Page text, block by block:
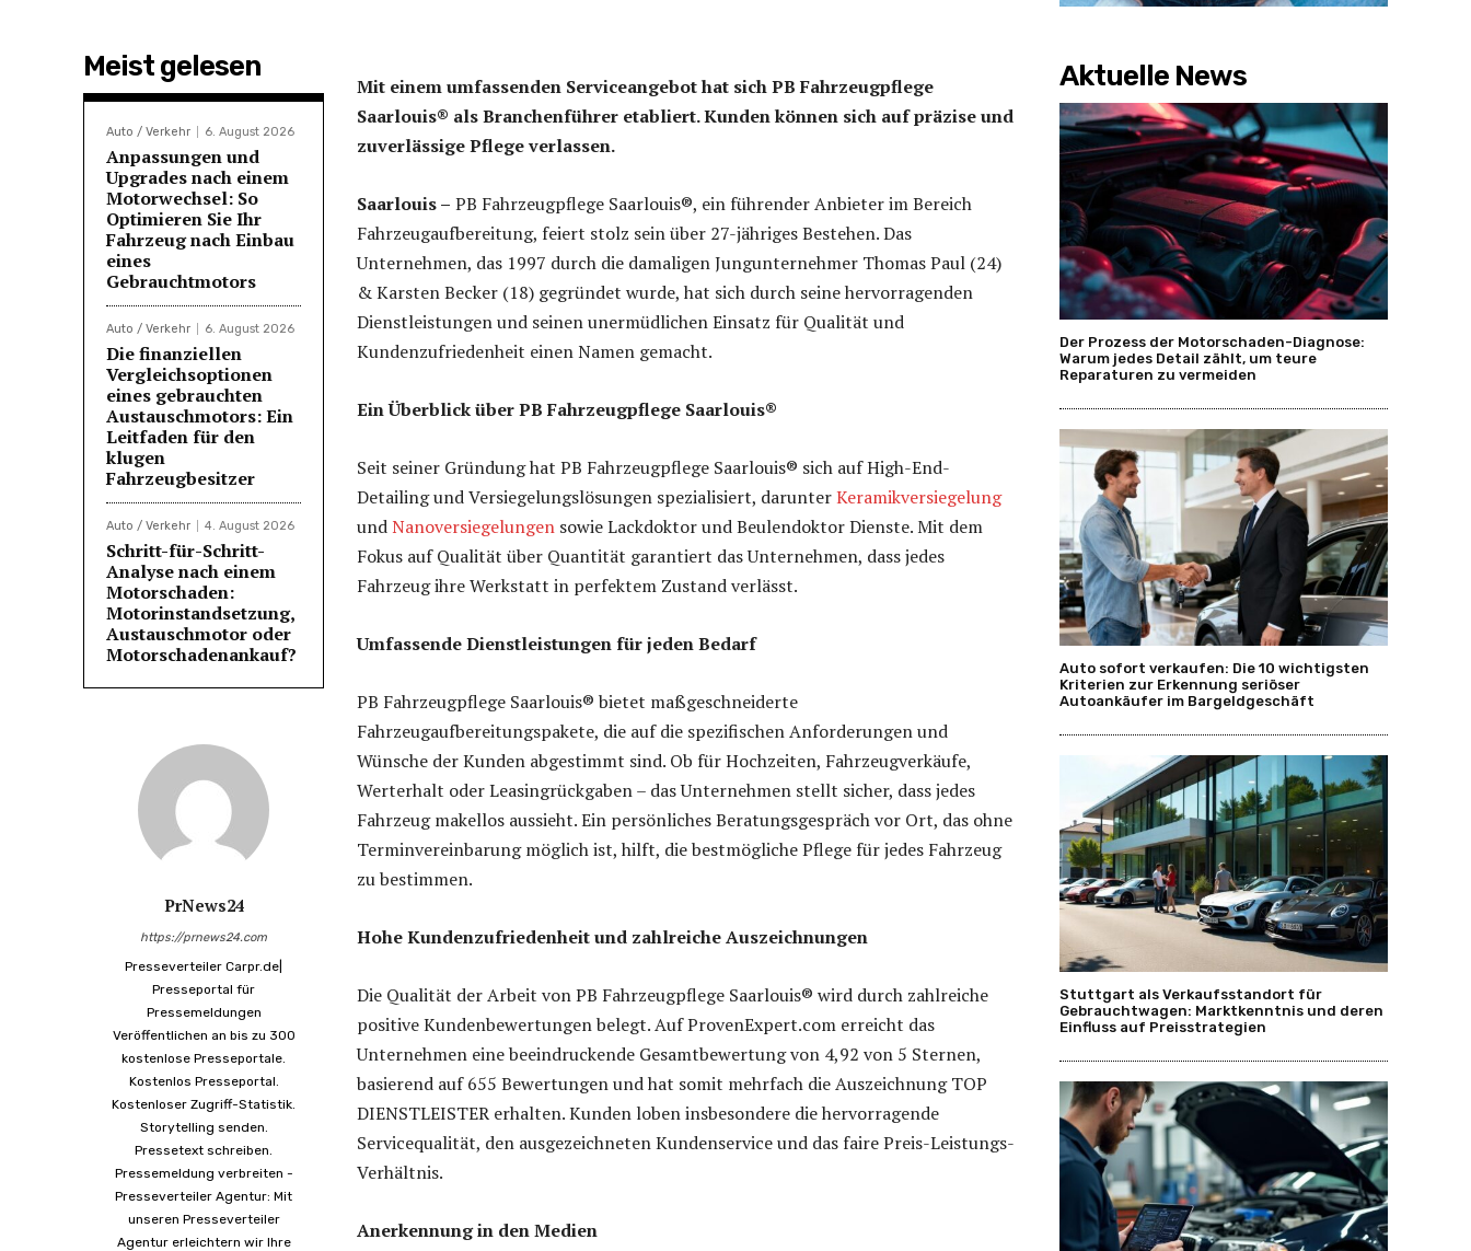
Meist gelesen
Auto / Verkehr 6. August 2026
Anpassungen und
Upgrades nach einem
Motorwechsel: So
Optimieren Sie Ihr
Fahrzeug nach Einbau
eines
Gebrauchtmotors
Auto / Verkehr 6. August 2026
Die finanziellen
Vergleichsoptionen
eines gebrauchten
Austauschmotors: Ein
Leitfaden für den
klugen
Fahrzeugbesitzer
Auto / Verkehr 4. August 2026
Schritt-für-Schritt-
Analyse nach einem
Motorschaden:
Motorinstandsetzung,
Austauschmotor oder
Motorschadenankauf?
PrNews24
https://prnews24.com
Presseverteiler Carpr.de|
Presseportal für
Pressemeldungen
Veröffentlichen an bis zu 300
kostenlose Presseportale.
Kostenlos Presseportal.
Kostenloser Zugriff-Statistik.
Storytelling senden.
Pressetext schreiben.
Pressemeldung verbreiten -
Presseverteiler Agentur: Mit
unseren Presseverteiler
Agentur erleichtern wir Ihre
Mit einem umfassenden Serviceangebot hat sich PB Fahrzeugpflege
Saarlouis® als Branchenführer etabliert. Kunden können sich auf präzise und
zuverlässige Pflege verlassen.
Saarlouis – PB Fahrzeugpflege Saarlouis®, ein führender Anbieter im Bereich
Fahrzeugaufbereitung, feiert stolz sein über 27-jähriges Bestehen. Das
Unternehmen, das 1997 durch die damaligen Jungunternehmer Thomas Paul (24)
& Karsten Becker (18) gegründet wurde, hat sich durch seine hervorragenden
Dienstleistungen und seinen unermüdlichen Einsatz für Qualität und
Kundenzufriedenheit einen Namen gemacht.
Ein Überblick über PB Fahrzeugpflege Saarlouis®
Seit seiner Gründung hat PB Fahrzeugpflege Saarlouis® sich auf High-End-
Detailing und Versiegelungslösungen spezialisiert, darunterKeramikversiegelung
undNanoversiegelungen sowie Lackdoktor und Beulendoktor Dienste. Mit dem
Fokus auf Qualität über Quantität garantiert das Unternehmen, dass jedes
Fahrzeug ihre Werkstatt in perfektem Zustand verlässt.
Umfassende Dienstleistungen für jeden Bedarf
PB Fahrzeugpflege Saarlouis® bietet maßgeschneiderte
Fahrzeugaufbereitungspakete, die auf die spezifischen Anforderungen und
Wünsche der Kunden abgestimmt sind. Ob für Hochzeiten, Fahrzeugverkäufe,
Werterhalt oder Leasingrückgaben – das Unternehmen stellt sicher, dass jedes
Fahrzeug makellos aussieht. Ein persönliches Beratungsgespräch vor Ort, das ohne
Terminvereinbarung möglich ist, hilft, die bestmögliche Pflege für jedes Fahrzeug
zu bestimmen.
Hohe Kundenzufriedenheit und zahlreiche Auszeichnungen
Die Qualität der Arbeit von PB Fahrzeugpflege Saarlouis® wird durch zahlreiche
positive Kundenbewertungen belegt. Auf ProvenExpert.com erreicht das
Unternehmen eine beeindruckende Gesamtbewertung von 4,92 von 5 Sternen,
basierend auf 655 Bewertungen und hat somit mehrfach die Auszeichnung TOP
DIENSTLEISTER erhalten. Kunden loben insbesondere die hervorragende
Servicequalität, den ausgezeichneten Kundenservice und das faire Preis-Leistungs-
Verhältnis.
Anerkennung in den Medien
Aktuelle News
Der Prozess der Motorschaden-Diagnose:
Warum jedes Detail zählt, um teure
Reparaturen zu vermeiden
Auto sofort verkaufen: Die 10 wichtigsten
Kriterien zur Erkennung seriöser
Autoankäufer im Bargeldgeschäft
Stuttgart als Verkaufsstandort für
Gebrauchtwagen: Marktkenntnis und deren
Einfluss auf Preisstrategien